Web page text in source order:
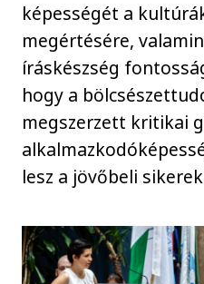
képességét a
megértésére,
íráskészség
hogy a
megszerzett kritikai
lesz a jövőbeli